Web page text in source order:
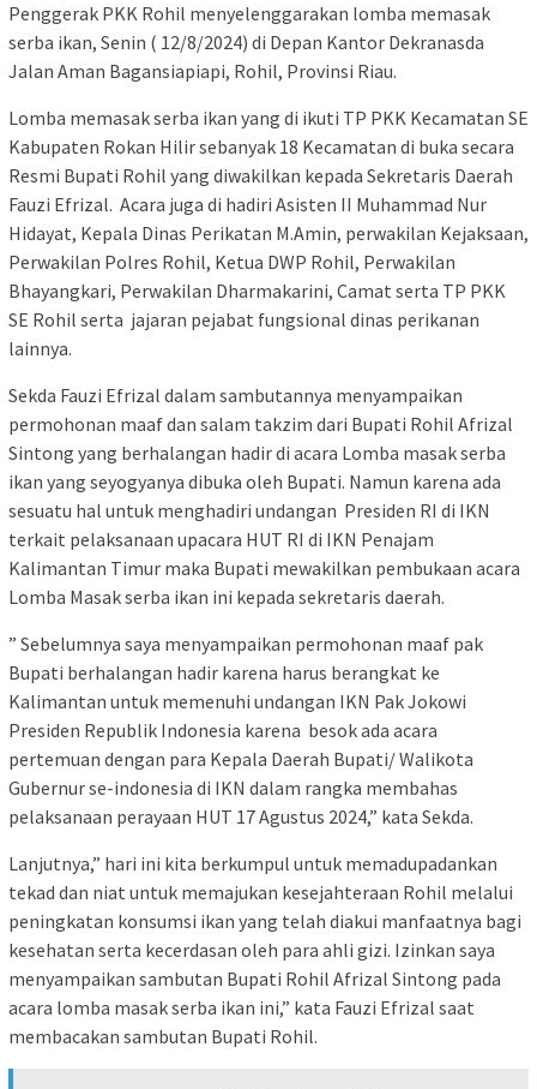
Penggerak PKK Rohil menyelenggarakan lomba memasak
serba ikan, Senin ( 12/8/2024) di Depan Kantor Dekranasda
Jalan Aman Bagansiapiapi, Rohil, Provinsi Riau.
Lomba memasak serba ikan yang di ikuti TP PKK Kecamatan SE
Kabupaten Rokan Hilir sebanyak 18 Kecamatan di buka secara
Resmi Bupati Rohil yang diwakilkan kepada Sekretaris Daerah
Fauzi Efrizal. Acara juga di hadiri Asisten II Muhammad Nur
Hidayat, Kepala Dinas Perikatan M.Amin, perwakilan Kejaksaan,
Perwakilan Polres Rohil, Ketua DWP Rohil, Perwakilan
Bhayangkari, Perwakilan Dharmakarini, Camat serta TP PKK
SE Rohil serta jajaran pejabat fungsional dinas perikanan
lainnya.
Sekda Fauzi Efrizal dalam sambutannya menyampaikan
permohonan maaf dan salam takzim dari Bupati Rohil Afrizal
Sintong yang berhalangan hadir di acara Lomba masak serba
ikan yang seyogyanya dibuka oleh Bupati. Namun karena ada
sesuatu hal untuk menghadiri undangan Presiden RI di IKN
terkait pelaksanaan upacara HUT RI di IKN Penajam
Kalimantan Timur maka Bupati mewakilkan pembukaan acara
Lomba Masak serba ikan ini kepada sekretaris daerah.
” Sebelumnya saya menyampaikan permohonan maaf pak
Bupati berhalangan hadir karena harus berangkat ke
Kalimantan untuk memenuhi undangan IKN Pak Jokowi
Presiden Republik Indonesia karena besok ada acara
pertemuan dengan para Kepala Daerah Bupati/ Walikota
Gubernur se-indonesia di IKN dalam rangka membahas
pelaksanaan perayaan HUT 17 Agustus 2024,” kata Sekda.
Lanjutnya,” hari ini kita berkumpul untuk memadupadankan
tekad dan niat untuk memajukan kesejahteraan Rohil melalui
peningkatan konsumsi ikan yang telah diakui manfaatnya bagi
kesehatan serta kecerdasan oleh para ahli gizi. Izinkan saya
menyampaikan sambutan Bupati Rohil Afrizal Sintong pada
acara lomba masak serba ikan ini,” kata Fauzi Efrizal saat
membacakan sambutan Bupati Rohil.